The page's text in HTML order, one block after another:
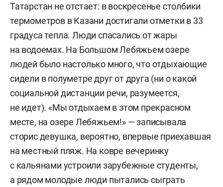
Татарстан не отстает: в воскресенье столбики
термометров в Казани достигали отметки в 33
градуса тепла. Люди спасались от жары
на водоемах. На Большом Лебяжьем озере
людей было настолько много, что отдыхающие
сидели в полуметре друг от друга (ни о какой
социальной дистанции речи, разумеется,
не идет). «Мы отдыхаем в этом прекрасном
месте, на озере Лебяжьем!» — записывала
сторис девушка, вероятно, впервые приехавшая
на местный пляж. На ковре вечеринку
с кальянами устроили зарубежные студенты,
а рядом молодые люди пытались сыграть